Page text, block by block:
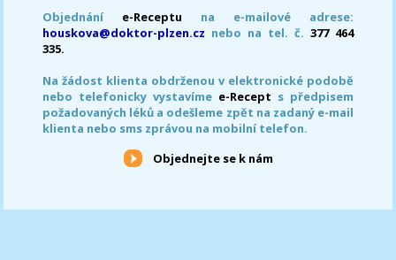
Objednání e-Receptu na e-mailové adrese:
houskova@doktor-plzen.cz nebo na tel. č. 377 464
335.
Na žádost klienta obdrženou v elektronické podobě
nebo telefonicky vystavíme e-Recept s předpisem
požadovaných léků a odešleme zpět na zadaný e-mail
klienta nebo sms zprávou na mobilní telefon.
Objednejte se k nám